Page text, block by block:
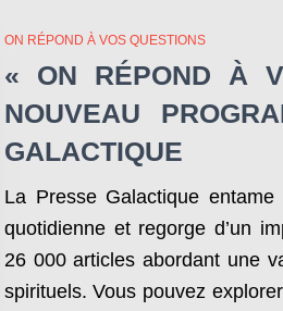
ON RÉPOND À VOS QUESTIONS
« ON RÉPOND À
NOUVEAU
GALACTIQUE
La Presse Galactique
quotidienne et regorge d’un
26 000 articles abordant une
spirituels. Vous pouvez